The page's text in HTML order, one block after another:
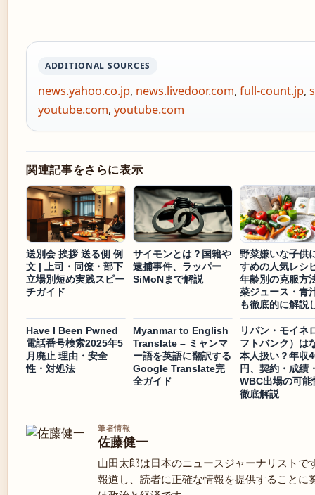
ADDITIONAL SOURCES
news.yahoo.co.jp, news.livedoor.com, full-count.jp,
youtube.com, youtube.com
関連記事をさらに表示
送別会 挨拶 送る側 例
文 | 上司・同僚・部下
立場別短め実践スピー
チガイド
サイモンとは？国籍や
逮捕事件、ラッパー
SiMoNまで解説
野菜嫌いな子供
すめの人気レシ
年齢別の克服方
菜ジュース・青
も徹底的に解説
Have I Been Pwned
電話番号検索2025年5
月廃止 理由・安全
性・対処法
Myanmar to English
Translate – ミャンマ
ー語を英語に翻訳する
Google Translate完
全ガイド
リバン・モイネ
フトバンク）は
本人扱い？年収
円、契約・成績
WBC出場の可能
徹底解説
筆者情報
佐藤健一
山田太郎は日本のニュースジャーナリストで
報道し、読者に正確な情報を提供することに